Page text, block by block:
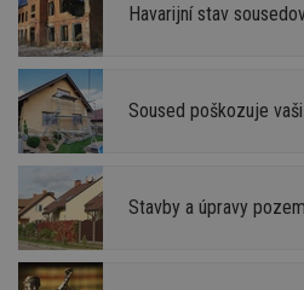
Havarijní stav
Soused poškozuje
Stavby a úpravy